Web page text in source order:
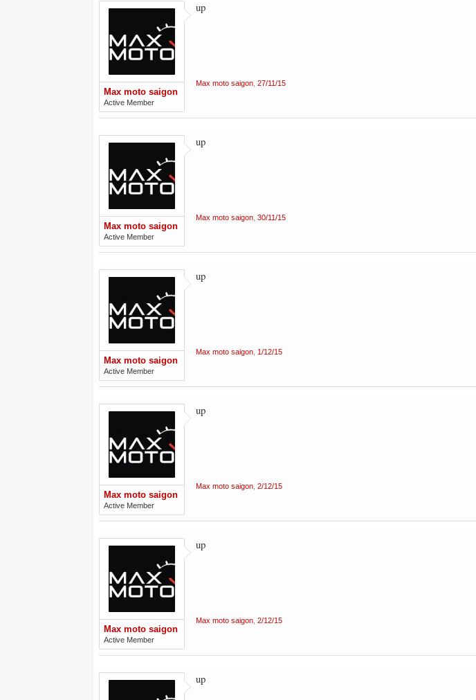
Max moto saigon
Active Member
up
Max moto saigon 27/11/15
Max moto saigon
Active Member
up
Max moto saigon 30/11/15
Max moto saigon
Active Member
up
Max moto saigon 1/12/15
Max moto saigon
Active Member
up
Max moto saigon 2/12/15
Max moto saigon
Active Member
up
Max moto saigon 2/12/15
up